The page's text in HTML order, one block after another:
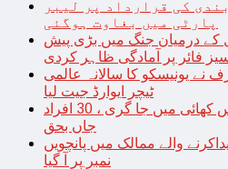
کی قرارداد پر لیبر
پارٹی میں بغاوت ہوگئی
کے درمیان جنگ میں بڑی پیش
فائر پر آمادگی ظاہر کردی
نے یونیسکو کا سالانہ عالمی
ٹیچر ایوارڈ جیت لیا
مقبوضہ کشمیر ، مسافر بس کھائی میں جا گری ، 30 افراد
جاں بحق
والے ممالک میں پانچویں
نمبر پر آ گیا